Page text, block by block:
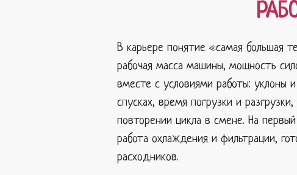
В карьере понятие «самая большая
рабочая масса машины, мощность
вместе с условиями работы: уклоны
спусках, время погрузки и
повторении цикла в смене. На
работа охлаждения и фильтрации,
расходников.